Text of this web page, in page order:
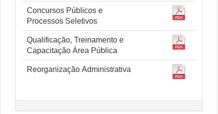
Concursos Públicos e
Processos Seletivos
Qualificação, Treinamento e
Capacitação Área Pública
Reorganização Administrativa